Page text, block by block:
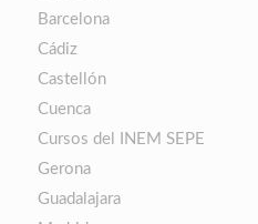
Barcelona
Cádiz
Castellón
Cuenca
Cursos del INEM SEPE
Gerona
Guadalajara